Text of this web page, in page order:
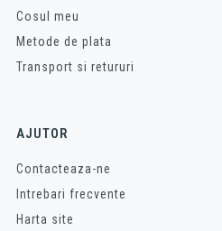
Cosul meu
Metode de plata
Transport si retururi
AJUTOR
Contacteaza-ne
Intrebari frecvente
Harta site